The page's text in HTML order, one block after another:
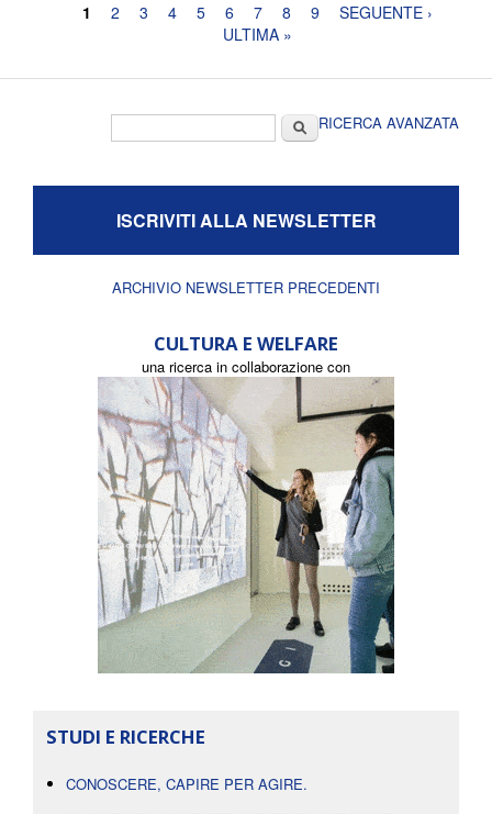
Pagine
1 2 3 4 5 6 7 8 9
SEGUENTE ›
ULTIMA »
CercaRICERCA AVANZATA
ISCRIVITI ALLA NEWSLETTER
ARCHIVIO NEWSLETTER PRECEDENTI
CULTURA E WELFARE
una ricerca in collaborazione con
STUDI E RICERCHE
CONOSCERE, CAPIRE PER AGIRE.